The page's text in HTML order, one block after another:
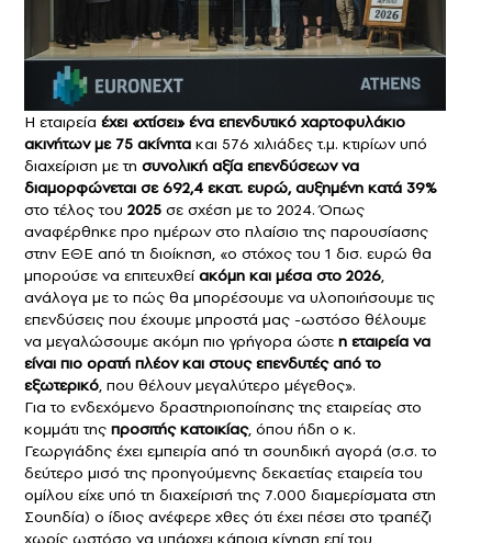
Η εταιρεία έχει «χτίσει» ένα επενδυτικό χαρτοφυλάκιο
ακινήτων με 75 ακίνητα και 576 χιλιάδες τ.μ. κτιρίων υπό
διαχείριση με τη συνολική αξία επενδύσεων να
διαμορφώνεται σε 692,4 εκατ. ευρώ, αυξημένη κατά 39%
στο τέλος του 2025 σε σχέση με το 2024. Όπως
αναφέρθηκε προ ημέρων στο πλαίσιο της παρουσίασης
στην ΕΘΕ από τη διοίκηση, «ο στόχος του 1 δισ. ευρώ θα
μπορούσε να επιτευχθείακόμη και μέσα στο 2026,
ανάλογα με το πώς θα μπορέσουμε να υλοποιήσουμε τις
επενδύσεις που έχουμε μπροστά μας -ωστόσο θέλουμε
να μεγαλώσουμε ακόμη πιο γρήγορα ώστε η εταιρεία να
είναι πιο ορατή πλέον και στους επενδυτές από το
εξωτερικό, που θέλουν μεγαλύτερο μέγεθος».
Για το ενδεχόμενο δραστηριοποίησης της εταιρείας στο
κομμάτι της προσιτής κατοικίας, όπου ήδη ο κ.
Γεωργιάδης έχει εμπειρία από τη σουηδική αγορά (σ.σ. το
δεύτερο μισό της προηγούμενης δεκαετίας εταιρεία του
ομίλου είχε υπό τη διαχείρισή της 7.000 διαμερίσματα στη
Σουηδία) ο ίδιος ανέφερε χθες ότι έχει πέσει στο τραπέζι
χωρίς ωστόσο να υπάρχει κάποια κίνηση επί του